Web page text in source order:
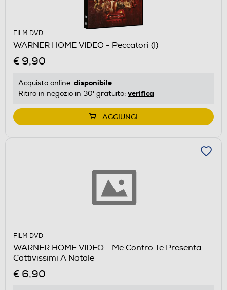
FILM DVD
WARNER HOME VIDEO - Peccatori (I)
€ 9,90
Acquisto online: disponibile
Ritiro in negozio in 30' gratuito: verifica
AGGIUNGI
FILM DVD
WARNER HOME VIDEO - Me Contro Te Presenta
Cattivissimi A Natale
€ 6,90